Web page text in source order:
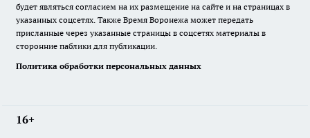
будет являться согласием на их размещение на сайте и на страницах в
указанных соцсетях. Также Время Воронежа может передать
присланные через указанные страницы в соцсетях материалы в
сторонние паблики для публикации.
Политика обработки персональных данных
16+